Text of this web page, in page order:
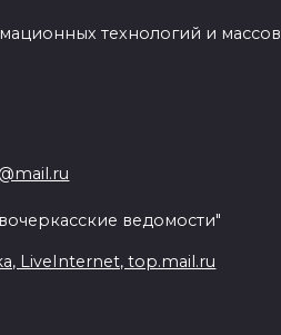
технологий и
ведомости"
LiveInternet, top.mail.ru